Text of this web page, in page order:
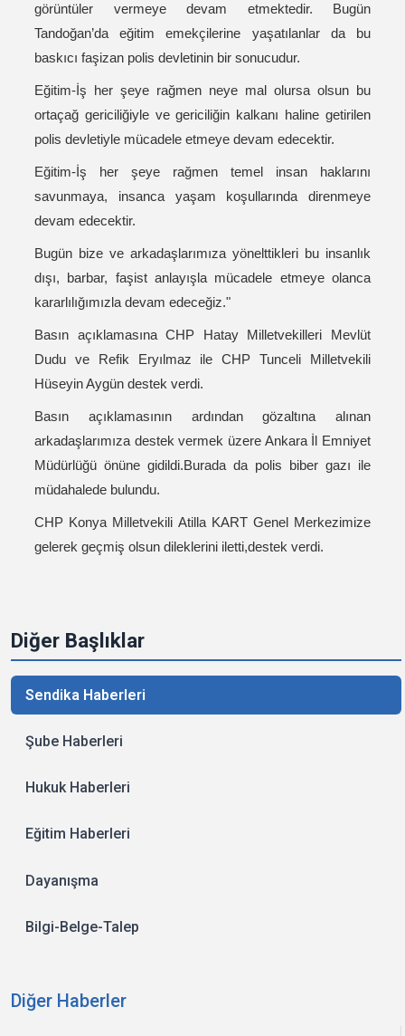
Diğer Başlıklar
Sendika Haberleri
Şube Haberleri
Hukuk Haberleri
Eğitim Haberleri
Dayanışma
Bilgi-Belge-Talep
Diğer Haberler
görüntüler vermeye devam etmektedir. Bugün
Tandoğan’da eğitim emekçilerine yaşatılanlar da bu
baskıcı faşizan polis devletinin bir sonucudur.
Eğitim-İş her şeye rağmen neye mal olursa olsun bu
ortaçağ gericiliğiyle ve gericiliğin kalkanı haline getirilen
polis devletiyle mücadele etmeye devam edecektir.
Eğitim-İş her şeye rağmen temel insan haklarını
savunmaya, insanca yaşam koşullarında direnmeye
devam edecektir.
Bugün bize ve arkadaşlarımıza yönelttikleri bu insanlık
dışı, barbar, faşist anlayışla mücadele etmeye olanca
kararlılığımızla devam edeceğiz."
Basın açıklamasına CHP Hatay Milletvekilleri Mevlüt
Dudu ve Refik Eryılmaz ile CHP Tunceli Milletvekili
Hüseyin Aygün destek verdi.
Basın açıklamasının ardından gözaltına alınan
arkadaşlarımıza destek vermek üzere Ankara İl Emniyet
Müdürlüğü önüne gidildi.Burada da polis biber gazı ile
müdahalede bulundu.
CHP Konya Milletvekili Atilla KART Genel Merkezimize
gelerek geçmiş olsun dileklerini iletti,destek verdi.